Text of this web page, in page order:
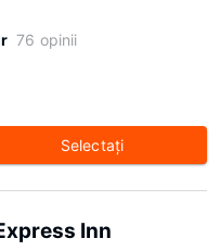
76 opinii
Selectaţi
Inn